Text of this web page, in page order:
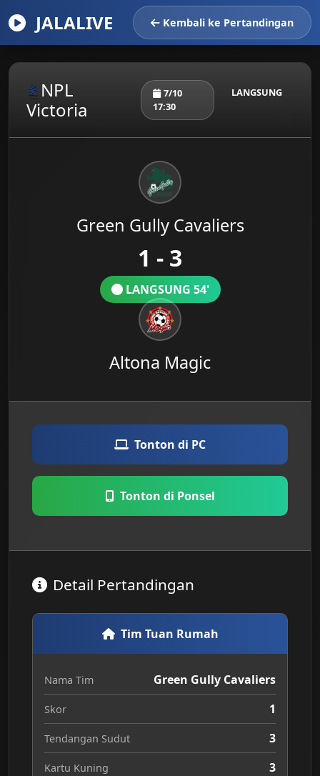
JALALIVE Kembali ke Pertandingan
NPL
Victoria
7/10
17:30
LANGSUNG
Green Gully Cavaliers
1 - 3
LANGSUNG 54'
Altona Magic
Tonton di PC
Tonton di Ponsel
Detail Pertandingan
Tim Tuan Rumah
Nama Tim Green Gully Cavaliers
Skor 1
Tendangan Sudut 3
Kartu Kuning 3